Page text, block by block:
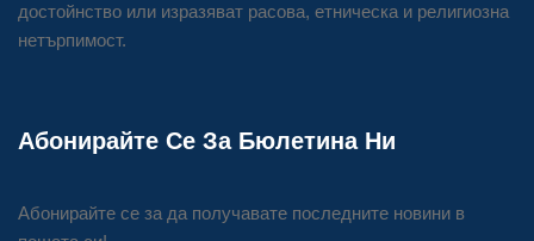
достойнство или изразяват расова, етническа и религиозна
нетърпимост.
Абонирайте Се За Бюлетина Ни
Абонирайте се за да получавате последните новини в